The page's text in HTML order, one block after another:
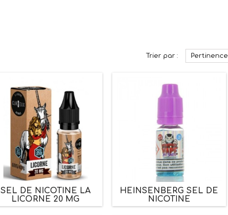
Trier par : Pertinence
SEL DE NICOTINE LA
LICORNE 20 MG
HEINSENBERG SEL DE
NICOTINE